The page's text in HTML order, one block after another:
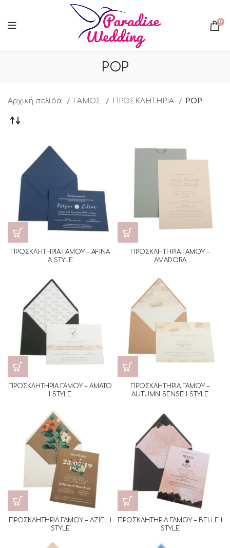
0
POP
Αρχική σελίδα ΓΑΜΟΣ ΠΡΟΣΚΛΗΤΗΡΙΑ POP
ΠΡΟΣΚΛΗΤΗΡΙΑ ΓΑΜΟΥ – AFINA
A STYLE
ΠΡΟΣΚΛΗΤΗΡΙΑ ΓΑΜΟΥ –
AMADORA
ΠΡΟΣΚΛΗΤΗΡΙΑ ΓΑΜΟΥ – AMATO
I STYLE
ΠΡΟΣΚΛΗΤΗΡΙΑ ΓΑΜΟΥ –
AUTUMN SENSE I STYLE
ΠΡΟΣΚΛΗΤΗΡΙΑ ΓΑΜΟΥ – AZIEL I
STYLE
ΠΡΟΣΚΛΗΤΗΡΙΑ ΓΑΜΟΥ – BELLE I
STYLE